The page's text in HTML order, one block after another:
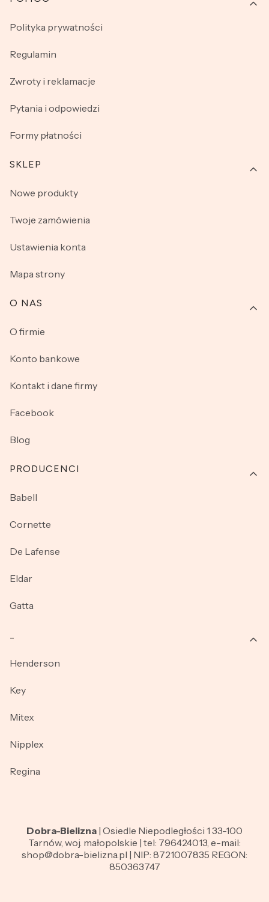
Polityka prywatności
Regulamin
Zwroty i reklamacje
Pytania i odpowiedzi
Formy płatności
SKLEP
Nowe produkty
Twoje zamówienia
Ustawienia konta
Mapa strony
O NAS
O firmie
Konto bankowe
Kontakt i dane firmy
Facebook
Blog
PRODUCENCI
Babell
Cornette
De Lafense
Eldar
Gatta
Henderson
Key
Mitex
Nipplex
Regina
Dobra-Bielizna | Osiedle Niepodległości 1 33-100
Tarnów, woj. małopolskie | tel: 796424013, e-mail:
shop@dobra-bielizna.pl | NIP: 8721007835 REGON:
850363747